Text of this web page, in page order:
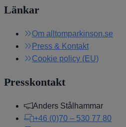
Länkar
Om alltomparkinson.se
Press & Kontakt
Cookie policy (EU)
Presskontakt
Anders Stålhammar
+46 (0)70 – 530 77 80